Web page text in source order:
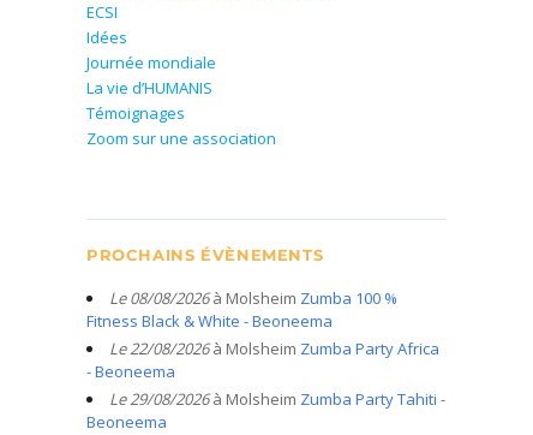
ECSI
Idées
Journée mondiale
La vie d’HUMANIS
Témoignages
Zoom sur une association
PROCHAINS ÉVÈNEMENTS
Le 08/08/2026à Molsheim Zumba 100 %
Fitness Black & White - Beoneema
Le 22/08/2026à Molsheim Zumba Party Africa
- Beoneema
Le 29/08/2026à Molsheim Zumba Party Tahiti -
Beoneema